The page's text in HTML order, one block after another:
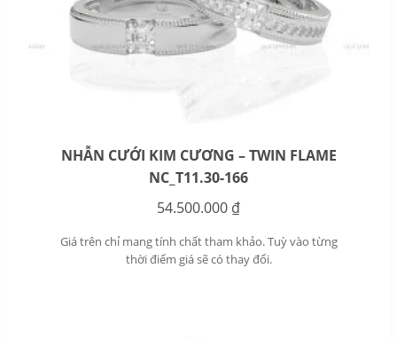
NHẪN CƯỚI KIM CƯƠNG – TWIN FLAME
NC_T11.30-166
54.500.000 ₫
Giá trên chỉ mang tính chất tham khảo. Tuỳ vào từng
thời điểm giá sẽ có thay đổi.